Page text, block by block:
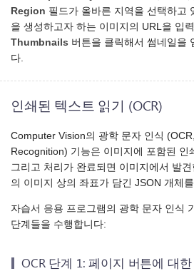
Region 필드가 올바른 지역을 선택하고
을 생성하고자 하는 이미지의 URL을 입
Thumbnails 버튼을 클릭해서 썸네일을
다.
인쇄된 텍스트 읽기 (OCR)
Computer Vision의 광학 문자 인식
Recognition) 기능은 이미지에 포함된 인
그리고 처리가 완료되면 이미지에서 발
의 이미지 상의 좌표가 담긴 JSON 개체
자습서 응용 프로그램의 광학 문자 인식
단계들을 수행합니다:
OCR 단계 1: 페이지 버튼에 대